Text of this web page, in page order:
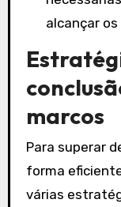
alcançar
marcos
Para superar
forma
várias